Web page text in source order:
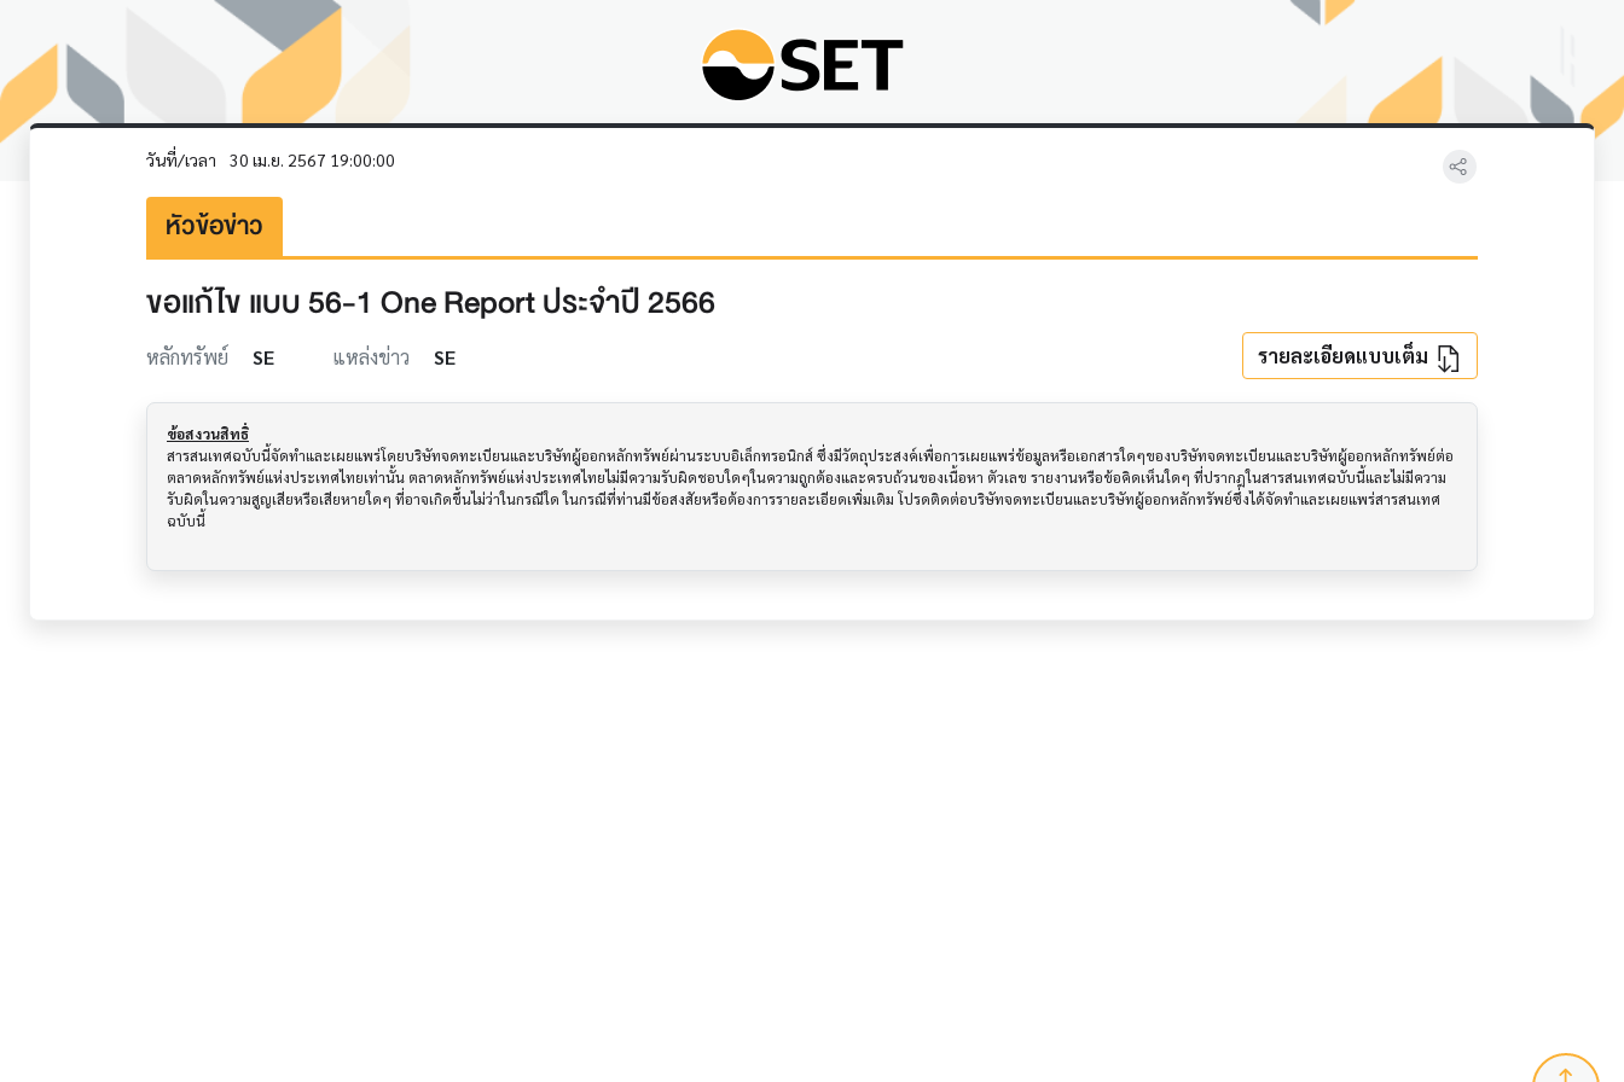
วันที่/เวลา 30 เม.ย. 2567 19:00:00
หัวข้อข่าว
ขอแก้ไข แบบ 56-1 One Report ประจำปี 2566
หลักทรัพย์ SE แหล่งข่าว SE รายละเอียดแบบเต็ม
ข้อสงวนสิทธิ์
สารสนเทศฉบับนี้จัดทำและเผยแพร่โดยบริษัทจดทะเบียนและบริษัทผู้ออกหลักทรัพย์ผ่านระบบอิเล็กทรอนิกส์ ซึ่งมีวัตถุประสงค์เพื่อการเผยแพร่ข้อมูลหรือเอกสารใดๆของบริษัทจดทะเบียนและบริษัทผู้ออกหลักทรัพย์ต่อ
ตลาดหลักทรัพย์แห่งประเทศไทยเท่านั้น ตลาดหลักทรัพย์แห่งประเทศไทยไม่มีความรับผิดชอบใดๆในความถูกต้องและครบถ้วนของเนื้อหา ตัวเลข รายงานหรือข้อคิดเห็นใดๆ ที่ปรากฎในสารสนเทศฉบับนี้และไม่มีความ
รับผิดในความสูญเสียหรือเสียหายใดๆ ที่อาจเกิดขึ้นไม่ว่าในกรณีใด ในกรณีที่ท่านมีข้อสงสัยหรือต้องการรายละเอียดเพิ่มเติม โปรดติดต่อบริษัทจดทะเบียนและบริษัทผู้ออกหลักทรัพย์ซึ่งได้จัดทำและเผยแพร่สารสนเทศ
ฉบับนี้